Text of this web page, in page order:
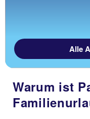
Alle
Warum ist